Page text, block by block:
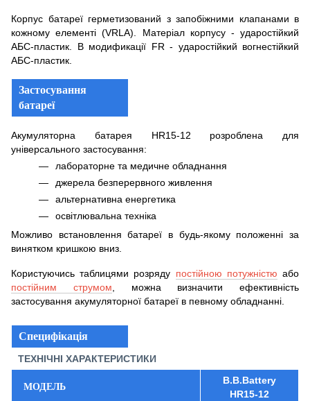
Корпус батареї герметизований з запобіжними клапанами в
кожному елементі (VRLA). Матеріал корпусу - ударостійкий
АБС-пластик. В модификації FR - ударостійкий вогнестійкий
АБС-пластик.
Застосування
батареї
Акумуляторна батарея HR15-12 розроблена для
універсального застосування:
лабораторне та медичне обладнання
джерела безперервного живлення
альтернативна енергетика
освітлювальна техніка
Можливо встановлення батареї в будь-якому положенні за
винятком кришкою вниз.
Користуючись таблицями розряду постійною потужністю або
постійним струмом , можна визначити ефективність
застосування акумуляторної батареї в певному обладнанні.
Специфікація
ТЕХНІЧНІ ХАРАКТЕРИСТИКИ
МОДЕЛЬ
B.B.Battery
HR15-12